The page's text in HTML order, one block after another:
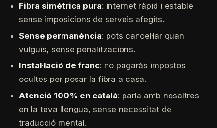
Fibra simètrica pura: internet ràpid i estable
sense imposicions de serveis afegits.
Sense permanència: pots cancel·lar quan
vulguis, sense penalitzacions.
Instal·lació de franc: no pagaràs impostos
ocultes per posar la fibra a casa.
Atenció 100% en català: parla amb nosaltres
en la teva llengua, sense necessitat de
traducció mental.